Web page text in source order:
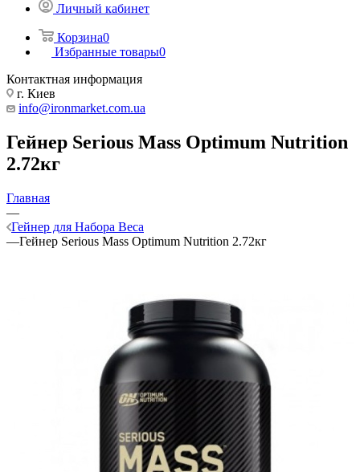
Личный кабинет
Корзина0
Избранные товары0
Контактная информация
г. Киев
info@ironmarket.com.ua
Гейнер Serious Mass Optimum Nutrition
2.72кг
Главная
—
Гейнер для Набора Веса
—Гейнер Serious Mass Optimum Nutrition 2.72кг